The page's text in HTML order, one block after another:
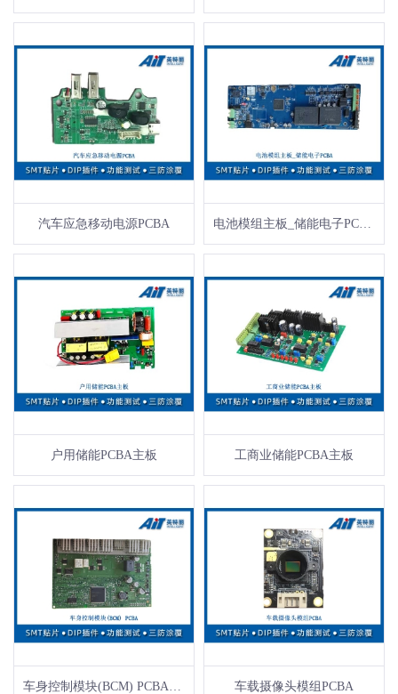
汽车应急移动电源PCBA 电池模组主板_储能电子PCBA
户用储能PCBA主板 工商业储能PCBA主板
车身控制模块(BCM) PCBA加工 车载摄像头模组PCBA